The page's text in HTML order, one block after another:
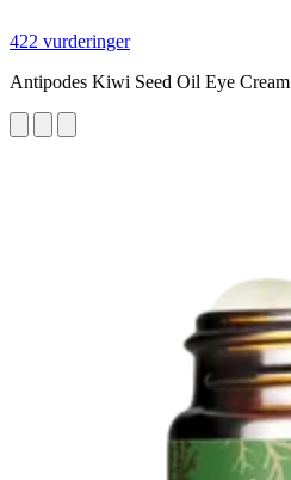
422 vurderinger
Antipodes Kiwi Seed Oil Eye Cream